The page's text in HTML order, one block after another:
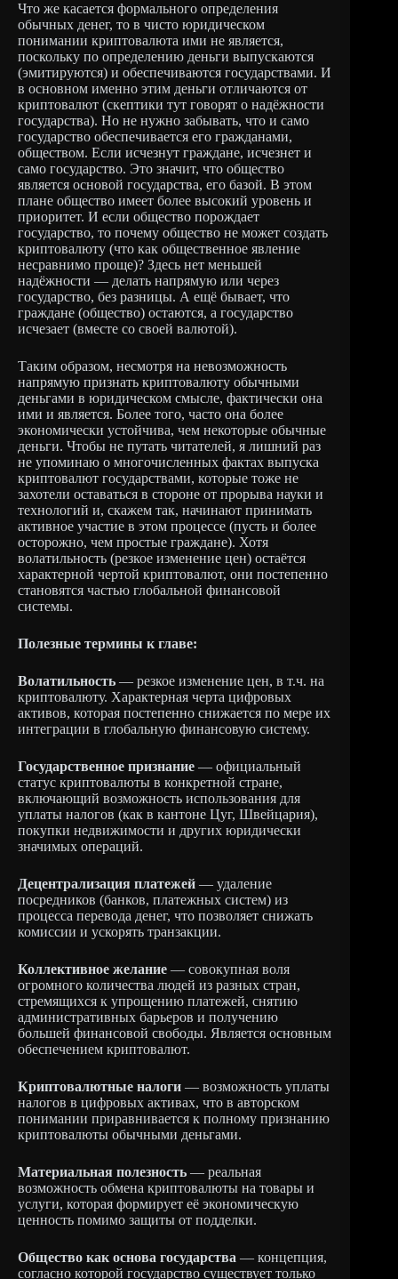
Что же касается формального определения
обычных денег, то в чисто юридическом
понимании криптовалюта ими не является,
поскольку по определению деньги выпускаются
(эмитируются) и обеспечиваются государствами. И
в основном именно этим деньги отличаются от
криптовалют (скептики тут говорят о надёжности
государства). Но не нужно забывать, что и само
государство обеспечивается его гражданами,
обществом. Если исчезнут граждане, исчезнет и
само государство. Это значит, что общество
является основой государства, его базой. В этом
плане общество имеет более высокий уровень и
приоритет. И если общество порождает
государство, то почему общество не может создать
криптовалюту (что как общественное явление
несравнимо проще)? Здесь нет меньшей
надёжности — делать напрямую или через
государство, без разницы. А ещё бывает, что
граждане (общество) остаются, а государство
исчезает (вместе со своей валютой).
Таким образом, несмотря на невозможность
напрямую признать криптовалюту обычными
деньгами в юридическом смысле, фактически она
ими и является. Более того, часто она более
экономически устойчива, чем некоторые обычные
деньги. Чтобы не путать читателей, я лишний раз
не упоминаю о многочисленных фактах выпуска
криптовалют государствами, которые тоже не
захотели оставаться в стороне от прорыва науки и
технологий и, скажем так, начинают принимать
активное участие в этом процессе (пусть и более
осторожно, чем простые граждане). Хотя
волатильность (резкое изменение цен) остаётся
характерной чертой криптовалют, они постепенно
становятся частью глобальной финансовой
системы.
Полезные термины к главе:
Волатильность — резкое изменение цен, в т.ч. на
криптовалюту. Характерная черта цифровых
активов, которая постепенно снижается по мере их
интеграции в глобальную финансовую систему.
Государственное признание — официальный
статус криптовалюты в конкретной стране,
включающий возможность использования для
уплаты налогов (как в кантоне Цуг, Швейцария),
покупки недвижимости и других юридически
значимых операций.
Децентрализация платежей — удаление
посредников (банков, платежных систем) из
процесса перевода денег, что позволяет снижать
комиссии и ускорять транзакции.
Коллективное желание — совокупная воля
огромного количества людей из разных стран,
стремящихся к упрощению платежей, снятию
административных барьеров и получению
большей финансовой свободы. Является основным
обеспечением криптовалют.
Криптовалютные налоги — возможность уплаты
налогов в цифровых активах, что в авторском
понимании приравнивается к полному признанию
криптовалюты обычными деньгами.
Материальная полезность — реальная
возможность обмена криптовалюты на товары и
услуги, которая формирует её экономическую
ценность помимо защиты от подделки.
Общество как основа государства — концепция,
согласно которой государство существует только